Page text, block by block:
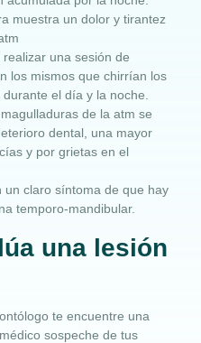
muestra un dolor y tirantez
una sesión de
los mismos que chirrían los
el día y la noche.
de la atm se
dental, una mayor
y por grietas en el
un claro síntoma de que hay
temporo-mandibular.
una lesión
te encuentre una
sospeche de tus